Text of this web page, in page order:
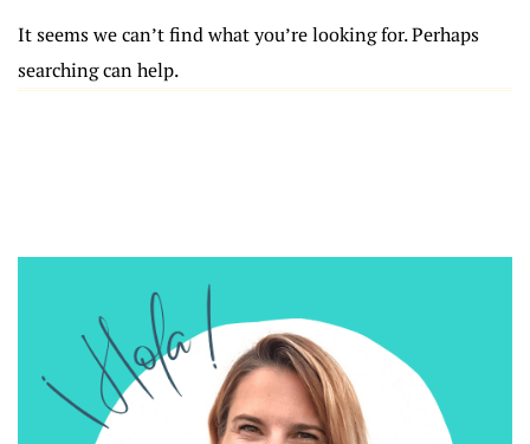
It seems we can’t find what you’re looking for. Perhaps
searching can help.